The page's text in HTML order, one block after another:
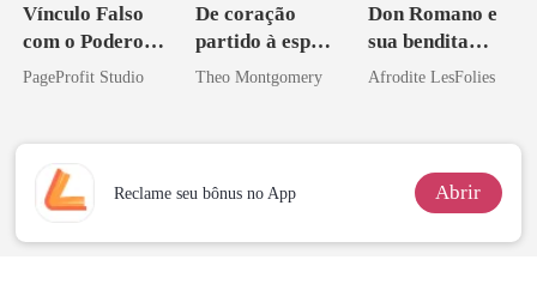
Vínculo Falso
com o Poderoso
Inimigo do Meu
PageProfit Studio
De coração
partido à esposa
de um bilionário
Theo Montgomery
Don Romano e
sua bendita
ruína
Afrodite LesFolies
Reclame seu bônus no App Abrir